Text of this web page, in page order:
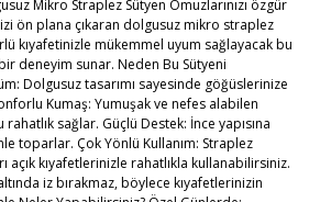
Mikro Straplez Sütyen Omuzlarınızı özgür
ön plana çıkaran dolgusuz mikro straplez
kıyafetinizle mükemmel uyum sağlayacak bu
deneyim sunar. Neden Bu Sütyeni
Dolgusuz tasarımı sayesinde göğüslerinize
Kumaş: Yumuşak ve nefes alabilen
sağlar. Güçlü Destek: İnce yapısına
toparlar. Çok Yönlü Kullanım: Straplez
açık kıyafetlerinizle rahatlıkla kullanabilirsiniz.
iz bırakmaz, böylece kıyafetlerinizin